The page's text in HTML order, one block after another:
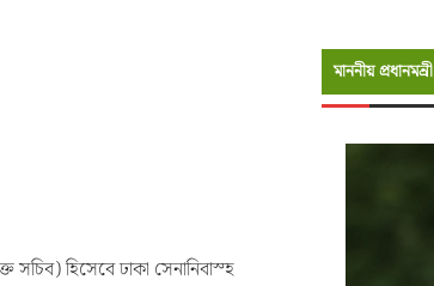
হিসেবে ঢাকা সেনানিবাস্হ
মাননীয় প্রধানমন্রী